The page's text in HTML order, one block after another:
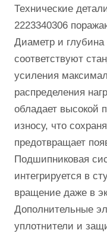
Технические
2223340306
Диаметр и глубина
соответствуют
усиления
распределения
обладает высокой
износу, что
предотвращает
Подшипниковая
интегрируется в
вращение даже в
Дополнительные
уплотнители и